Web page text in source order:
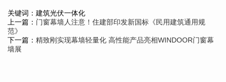
关键词：建筑光伏一体化
上一篇： 门窗幕墙人注意！住建部印发新国标《民用建筑通用规
范》
下一篇： 精致刚实现幕墙轻量化 高性能产品亮相WINDOOR门窗幕
墙展